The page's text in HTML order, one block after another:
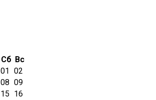
Сб Вс
01 02
08 09
15 16